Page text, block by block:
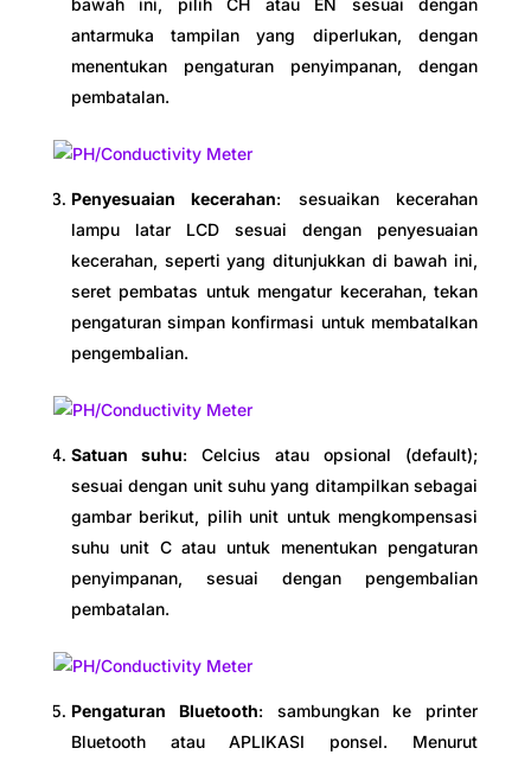
bawah ini, pilih CH atau EN sesuai dengan
antarmuka tampilan yang diperlukan, dengan
menentukan pengaturan penyimpanan, dengan
pembatalan.
Penyesuaian kecerahan: sesuaikan kecerahan
lampu latar LCD sesuai dengan penyesuaian
kecerahan, seperti yang ditunjukkan di bawah ini,
seret pembatas untuk mengatur kecerahan, tekan
pengaturan simpan konfirmasi untuk membatalkan
pengembalian.
Satuan suhu: Celcius atau opsional (default);
sesuai dengan unit suhu yang ditampilkan sebagai
gambar berikut, pilih unit untuk mengkompensasi
suhu unit C atau untuk menentukan pengaturan
penyimpanan, sesuai dengan pengembalian
pembatalan.
Pengaturan Bluetooth: sambungkan ke printer
Bluetooth atau APLIKASI ponsel. Menurut